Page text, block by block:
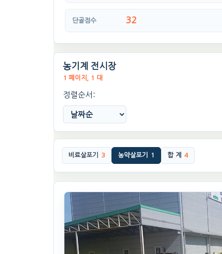
단골점수 32
농기계 전시장
1 페이지, 1 대
정렬순서:
비료살포기 3 농약살포기 1 합 계 4